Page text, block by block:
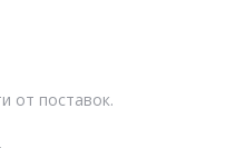
от поставок.